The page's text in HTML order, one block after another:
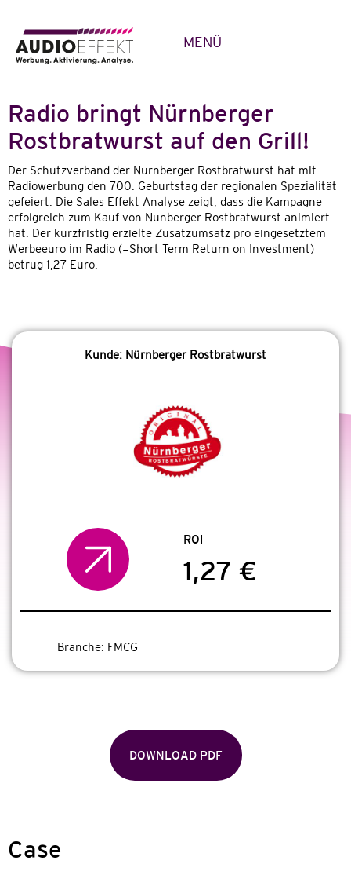
MENÜ
Radio bringt Nürnberger
Rostbratwurst auf den Grill!
Der Schutzverband der Nürnberger Rostbratwurst hat mit
Radiowerbung den 700. Geburtstag der regionalen Spezialität
gefeiert. Die Sales Effekt Analyse zeigt, dass die Kampagne
erfolgreich zum Kauf von Nünberger Rostbratwurst animiert
hat. Der kurzfristig erzielte Zusatzumsatz pro eingesetztem
Werbeeuro im Radio (=Short Term Return on Investment)
betrug 1,27 Euro.
Kunde: Nürnberger Rostbratwurst
ROI
1,27 €
Branche: FMCG
DOWNLOAD PDF
Case